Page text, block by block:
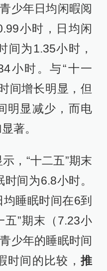
少年日均闲暇阅
小时，日均闲
间为1.35小时，
小时。与“十一
间增长明显，但
明显减少，而电
著。
，“十二五”期末
时间为6.8小时。
睡眠时间在6到
五”期末（7.23小
少年的睡眠时间
时间的比较，推